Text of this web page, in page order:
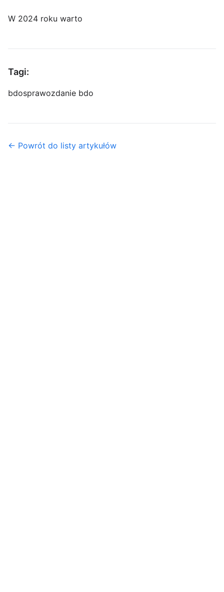
W 2024 roku warto
Tagi:
bdosprawozdanie bdo
← Powrót do listy artykułów